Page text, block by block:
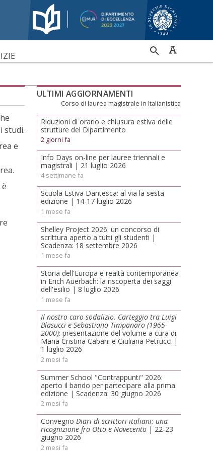
RICERCA
PER
studi.
e
è
ULTIMI AGGIORNAMENTI
Corso di laurea magistrale in Italianistica
Riduzioni di orario e chiusura estiva delle
strutture del Dipartimento
2 giorni fa
Info Days on-line per lauree triennali e
magistrali | 21 luglio 2026
4 settimane fa
Scuola Estiva Dantesca: al via la sesta
edizione | 14-17 luglio 2026
1 mese fa
Shelley Project 2026: un concorso di
scrittura aperto a tutti gli studenti |
Scadenza: 18 settembre 2026
1 mese fa
Storia dell'Europa e realtà contemporanea
in Erich Auerbach: la riscoperta dei saggi
dell'esilio | 8 luglio 2026
1 mese fa
Il nostro caro sodalizio. Carteggio tra Luigi
Blasucci e Sebastiano Timpanaro (1965-
2000): presentazione del volume a cura di
Maria Cristina Cabani e Giuliana Petrucci |
1 luglio 2026
2 mesi fa
Summer School "Contrappunti" 2026:
aperto il bando per partecipare alla prima
edizione | Scadenza: 30 giugno 2026
2 mesi fa
Convegno Diari di scrittori italiani: una
ricognizione fra Otto e Novecento | 22-23
giugno 2026
2 mesi fa